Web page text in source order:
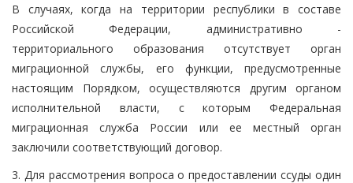
В случаях, когда на территории республики в составе
Российской Федерации, административно -
территориального образования отсутствует орган
миграционной службы, его функции, предусмотренные
настоящим Порядком, осуществляются другим органом
исполнительной власти, с которым Федеральная
миграционная служба России или ее местный орган
заключили соответствующий договор.
3. Для рассмотрения вопроса о предоставлении ссуды один